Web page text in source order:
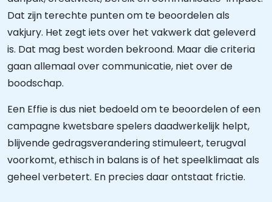
Dat zijn terechte punten om te beoordelen als
vakjury. Het zegt iets over het vakwerk dat geleverd
is. Dat mag best worden bekroond. Maar die criteria
gaan allemaal over communicatie, niet over de
boodschap.
Een Effie is dus niet bedoeld om te beoordelen of een
campagne kwetsbare spelers daadwerkelijk helpt,
blijvende gedragsverandering stimuleert, terugval
voorkomt, ethisch in balans is of het speelklimaat als
geheel verbetert. En precies daar ontstaat frictie.